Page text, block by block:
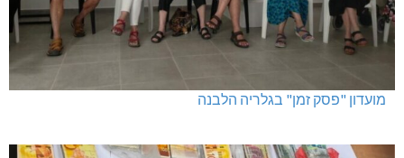
מועדון "פסק זמן" בגלריה הלבנה